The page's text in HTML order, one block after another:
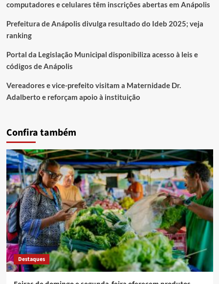
computadores e celulares têm inscrições abertas em Anápolis
Prefeitura de Anápolis divulga resultado do Ideb 2025; veja
ranking
Portal da Legislação Municipal disponibiliza acesso à leis e
códigos de Anápolis
Vereadores e vice-prefeito visitam a Maternidade Dr.
Adalberto e reforçam apoio à instituição
Confira também
Destaques